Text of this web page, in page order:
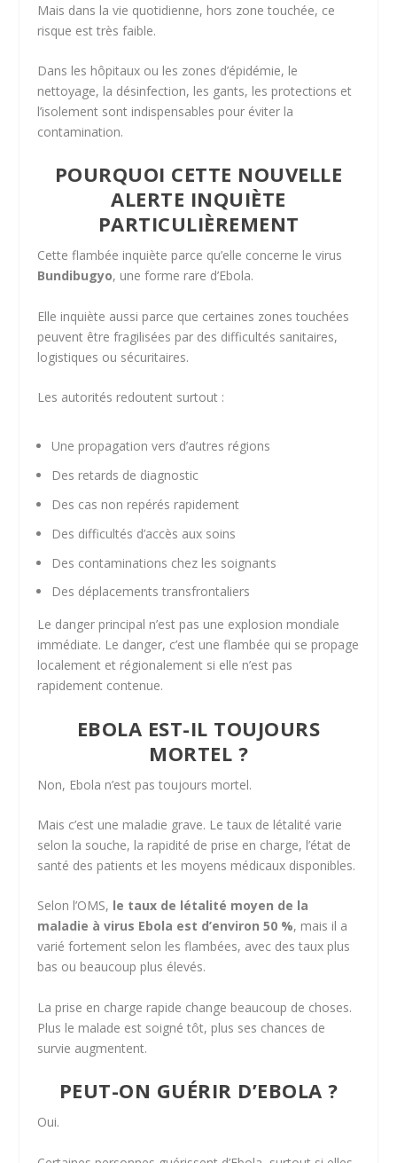
Mais dans la vie quotidienne, hors zone touchée, ce
risque est très faible.
Dans les hôpitaux ou les zones d’épidémie, le
nettoyage, la désinfection, les gants, les protections et
l’isolement sont indispensables pour éviter la
contamination.
POURQUOI CETTE NOUVELLE
ALERTE INQUIÈTE
PARTICULIÈREMENT
Cette flambée inquiète parce qu’elle concerne le virus
Bundibugyo, une forme rare d’Ebola.
Elle inquiète aussi parce que certaines zones touchées
peuvent être fragilisées par des difficultés sanitaires,
logistiques ou sécuritaires.
Les autorités redoutent surtout :
Une propagation vers d’autres régions
Des retards de diagnostic
Des cas non repérés rapidement
Des difficultés d’accès aux soins
Des contaminations chez les soignants
Des déplacements transfrontaliers
Le danger principal n’est pas une explosion mondiale
immédiate. Le danger, c’est une flambée qui se propage
localement et régionalement si elle n’est pas
rapidement contenue.
EBOLA EST-IL TOUJOURS
MORTEL ?
Non, Ebola n’est pas toujours mortel.
Mais c’est une maladie grave. Le taux de létalité varie
selon la souche, la rapidité de prise en charge, l’état de
santé des patients et les moyens médicaux disponibles.
Selon l’OMS, le taux de létalité moyen de la
maladie à virus Ebola est d’environ 50 %, mais il a
varié fortement selon les flambées, avec des taux plus
bas ou beaucoup plus élevés.
La prise en charge rapide change beaucoup de choses.
Plus le malade est soigné tôt, plus ses chances de
survie augmentent.
PEUT-ON GUÉRIR D’EBOLA ?
Oui.